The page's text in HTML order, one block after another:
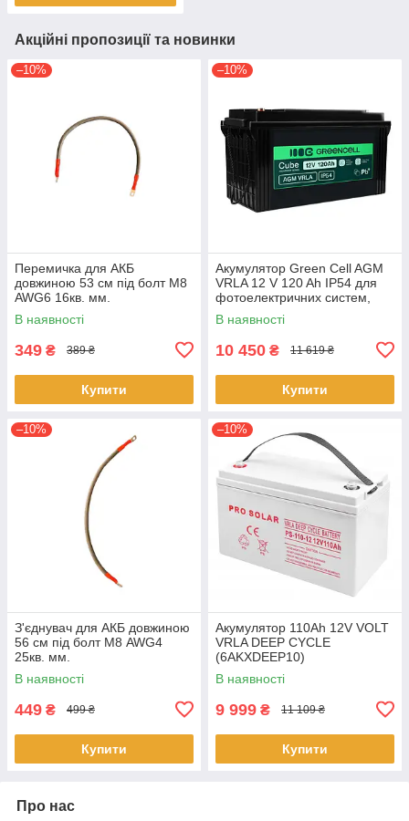
Акційні пропозиції та новинки
–10%
Перемичка для АКБ
довжиною 53 см під болт M8
AWG6 16кв. мм.
В наявності
349 ₴ 389 ₴
Купити
–10%
Акумулятор Green Cell AGM
VRLA 12 V 120 Ah IP54 для
фотоелектричних систем,
яхт, човнів, сонячних панелей
В наявності
10 450 ₴ 11 619 ₴
Купити
–10%
З'єднувач для АКБ довжиною
56 см під болт М8 AWG4
25кв. мм.
В наявності
449 ₴ 499 ₴
Купити
–10%
Акумулятор 110Ah 12V VOLT
VRLA DEEP CYCLE
(6AKXDEEP10)
В наявності
9 999 ₴ 11 109 ₴
Купити
Про нас